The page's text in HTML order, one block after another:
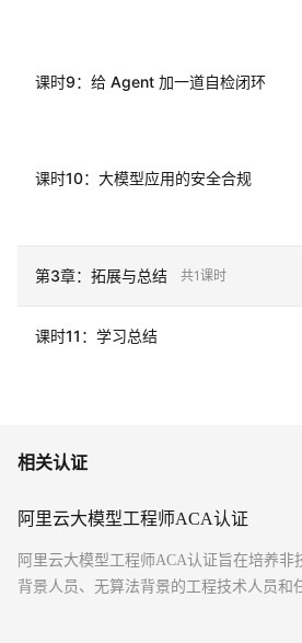
课时9： 给 Agent 加一道自检闭环
课时10： 大模型应用的安全合规
第3章： 拓展与总结 共1课时
课时11 ： 学习总结
相关认证
阿里云大模型工程师ACA认证
阿里云大模型工程师ACA认证旨在培养非
背景人员、无算法背景的工程技术人员和